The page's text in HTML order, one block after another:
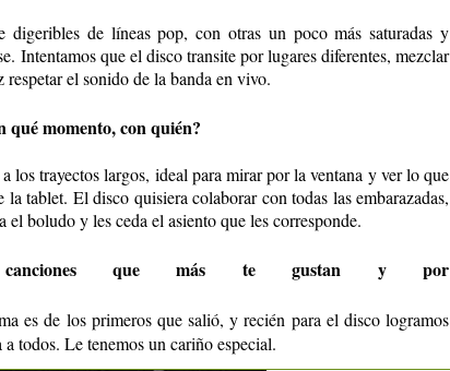
digeribles de líneas pop, con otras un poco más saturadas y
Intentamos que el disco transite por lugares diferentes, mezclar
el sonido de la banda en vivo.
qué momento, con quién?
los trayectos largos, ideal para mirar por la ventana y ver lo que
tablet. El disco quisiera colaborar con todas las embarazadas,
el boludo y les ceda el asiento que les corresponde.
que más te gustan y por
es de los primeros que salió, y recién para el disco logramos
todos. Le tenemos un cariño especial.